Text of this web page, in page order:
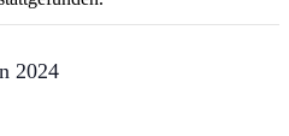
2024